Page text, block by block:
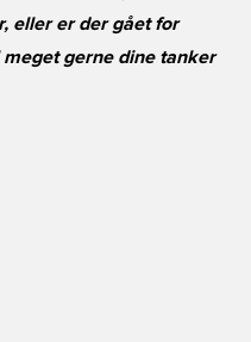
eller er der gået for
gerne dine tanker